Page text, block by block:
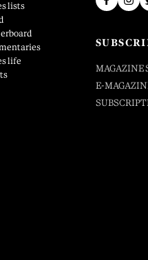
lists
life
MAGAZINE
E-